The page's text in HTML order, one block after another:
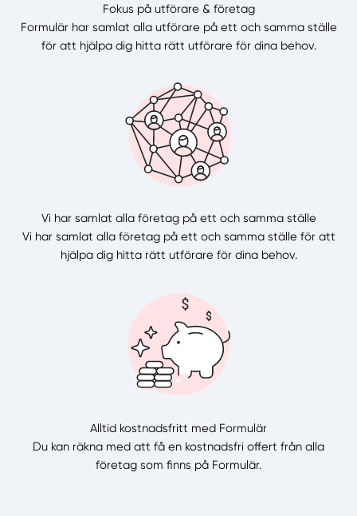
Fokus på utförare & företag
Formulär har samlat alla utförare på ett och samma ställe
för att hjälpa dig hitta rätt utförare för dina behov.
Vi har samlat alla företag på ett och samma ställe
Vi har samlat alla företag på ett och samma ställe för att
hjälpa dig hitta rätt utförare för dina behov.
Alltid kostnadsfritt med Formulär
Du kan räkna med att få en kostnadsfri offert från alla
företag som finns på Formulär.